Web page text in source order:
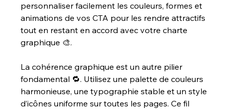
personnaliser facilement les couleurs, formes et
animations de vos CTA pour les rendre attractifs
tout en restant en accord avec votre charte
graphique 🎨.
La cohérence graphique est un autre pilier
fondamental 🔁. Utilisez une palette de couleurs
harmonieuse, une typographie stable et un style
d’icônes uniforme sur toutes les pages. Ce fil